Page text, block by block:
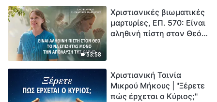
εξαφάνισης». Οι
καταστροφές χτυπούν.
Ξεκινά η αντίστροφη
53:58
Χριστιανικές βιωματικές
μαρτυρίες, ΕΠ. 570: Είναι
αληθινή πίστη στον Θεό
Χριστιανική Ταινία
Μικρού Μήκους | "Ξέρετε
πώς έρχεται ο Κύριος;"